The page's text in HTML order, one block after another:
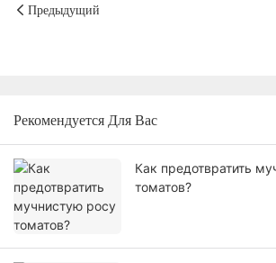
Предыдущий
Рекомендуется Для Вас
Как предотвратить
томатов?